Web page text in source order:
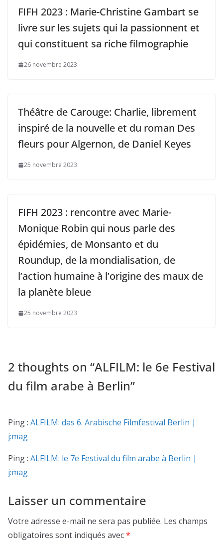
FIFH 2023 : Marie-Christine Gambart se
livre sur les sujets qui la passionnent et
qui constituent sa riche filmographie
26 novembre 2023
Théâtre de Carouge: Charlie, librement
inspiré de la nouvelle et du roman Des
fleurs pour Algernon, de Daniel Keyes
25 novembre 2023
FIFH 2023 : rencontre avec Marie-
Monique Robin qui nous parle des
épidémies, de Monsanto et du
Roundup, de la mondialisation, de
l’action humaine à l’origine des maux de
la planète bleue
25 novembre 2023
2 thoughts on “ALFILM: le 6e Festival
du film arabe à Berlin”
Ping : ALFILM: das 6. Arabische Filmfestival Berlin |
j:mag
Ping : ALFILM: le 7e Festival du film arabe à Berlin |
j:mag
Laisser un commentaire
Votre adresse e-mail ne sera pas publiée. Les champs
obligatoires sont indiqués avec*